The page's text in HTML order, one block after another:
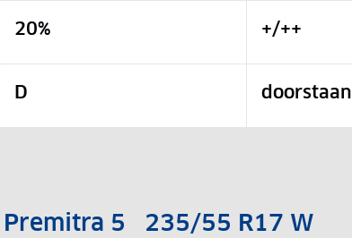
20% +/++
D doorstaan
Premitra 5 235/55 R17 W